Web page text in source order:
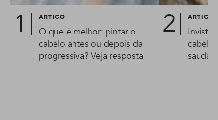
ARTIGO
O que é melhor: pintar o
cabelo antes ou depois da
progressiva? Veja resposta
ARTIGO
Invista